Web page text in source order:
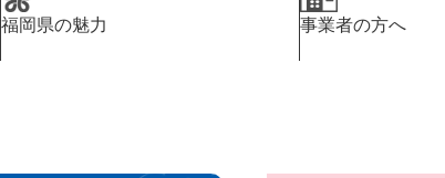
福岡県の魅力 事業者の方へ